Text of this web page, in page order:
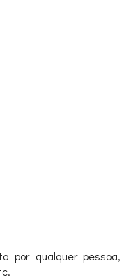
por qualquer pessoa,